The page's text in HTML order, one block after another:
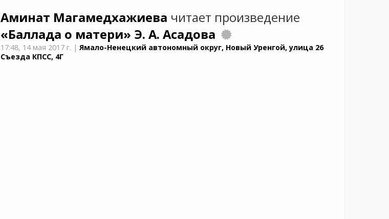
Аминат Магамедхажиева читает произведение
«Баллада о матери» Э. А. Асадова
17:48, 14 мая 2017 г. | Ямало-Ненецкий автономный округ, Новый Уренгой, улица 26
Съезда КПСС, 4Г